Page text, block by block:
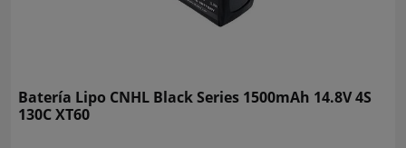
Batería Lipo CNHL Black Series 1500mAh 14.8V 4S
130C XT60